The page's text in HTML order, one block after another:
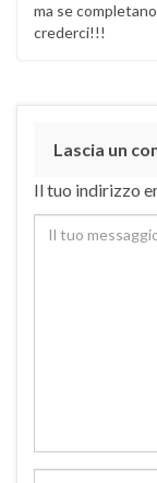
ma se
crederci!!!
Lascia un
Il tuo indirizzo